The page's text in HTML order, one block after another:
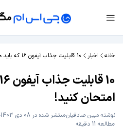
خانه اخبار 10 قابلیت جذاب آیفون 16 که باید همین حالا امتحان کنید!
امتحان کنید!
نوشته مبین صادقیانمنتشر شده در 08 دی 1403
مطالعه 11 دقیقه